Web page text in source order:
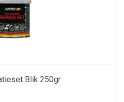
Blik 250gr